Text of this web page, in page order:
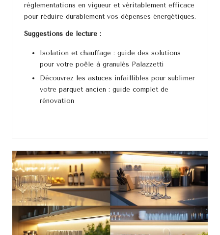
réglementations en vigueur et véritablement efficace
pour réduire durablement vos dépenses énergétiques.
Suggestions de lecture :
Isolation et chauffage : guide des solutions
pour votre poêle à granulés Palazzetti
Découvrez les astuces infaillibles pour sublimer
votre parquet ancien : guide complet de
rénovation